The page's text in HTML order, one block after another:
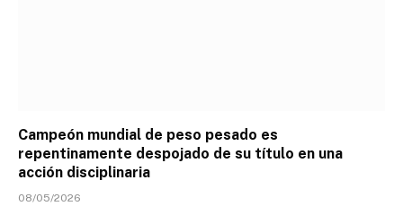
Campeón mundial de peso pesado es
repentinamente despojado de su título en una
acción disciplinaria
08/05/2026